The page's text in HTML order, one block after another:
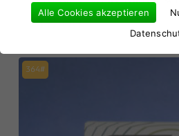
18,00€
364#
Alle Cookies akzeptieren